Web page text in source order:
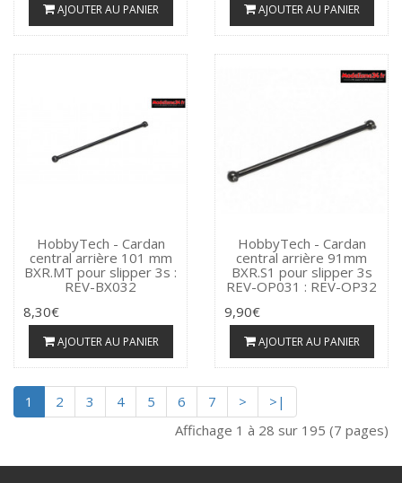
AJOUTER AU PANIER AJOUTER AU PANIER
HobbyTech - Cardan
central arrière 101 mm
BXR.MT pour slipper 3s :
REV-BX032
8,30€
AJOUTER AU PANIER
HobbyTech - Cardan
central arrière 91mm
BXR.S1 pour slipper 3s
REV-OP031 : REV-OP32
9,90€
AJOUTER AU PANIER
1 2 3 4 5 6 7 >
>|
Affichage 1 à 28 sur 195 (7 pages)